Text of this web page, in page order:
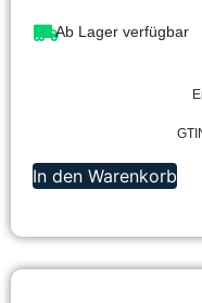
Ab Lager verfügbar
In den Warenkorb